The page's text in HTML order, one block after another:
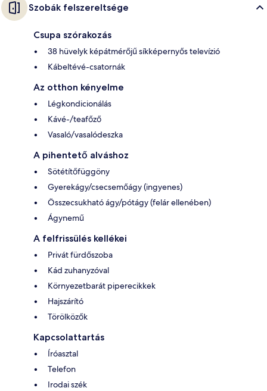
Szobák felszereltsége
Csupa szórakozás
38 hüvelyk képátmérőjű síkképernyős televízió
Kábeltévé-csatornák
Az otthon kényelme
Légkondicionálás
Kávé-/teafőző
Vasaló/vasalódeszka
A pihentető alváshoz
Sötétítőfüggöny
Gyerekágy/csecsemőágy (ingyenes)
Összecsukható ágy/pótágy (felár ellenében)
Ágynemű
A felfrissülés kellékei
Privát fürdőszoba
Kád zuhanyzóval
Környezetbarát piperecikkek
Hajszárító
Törölközők
Kapcsolattartás
Íróasztal
Telefon
Irodai szék